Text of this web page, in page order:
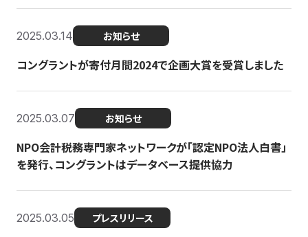
2025.03.14 お知らせ
コングラントが寄付月間2024で企画大賞を受賞しました
2025.03.07 お知らせ
NPO会計税務専門家ネットワークが「認定NPO法人白書」
を発行、コングラントはデータベース提供協力
2025.03.05 プレスリリース